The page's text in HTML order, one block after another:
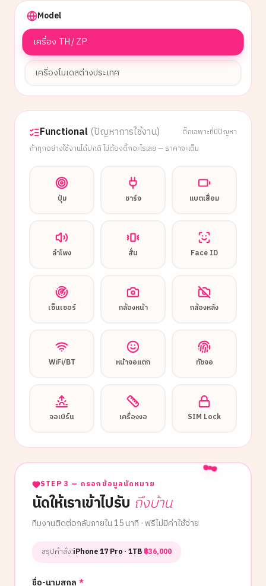
Model
เครื่อง TH / ZP
เครื่องโมเดลต่างประเทศ
Functional(ปัญหาการใช้งาน)
ติ๊กเฉพาะที่มีปัญหา
ถ้าทุกอย่างใช้งานได้ปกติ ไม่ต้องติ๊กอะไรเลย — ราคาจะเต็ม
ปุ่ม ชาร์จ แบตเสื่อม
ลำโพง สั่น Face ID
เซ็นเซอร์ กล้องหน้า กล้องหลัง
WiFi/BT หน้าจอแตก ทัชจอ
จอเบิร์น เครื่องงอ SIM Lock
STEP 3 — กรอกข้อมูลนัดหมาย
นัดให้เราเข้าไปรับ ถึงบ้าน
ทีมงานติดต่อกลับภายใน 15 นาที · ฟรีไม่มีค่าใช้จ่าย
สรุปคำสั่ง:iPhone 17 Pro · 1TB·฿36,000
ชื่อ-นามสกุล *